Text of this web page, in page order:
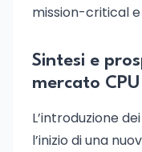
mission-critical
Sintesi e
mercato
L’introduzione
l’inizio di una